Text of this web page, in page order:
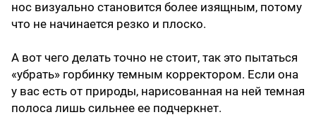
нос визуально становится более изящным, потому
что не начинается резко и плоско.
А вот чего делать точно не стоит, так это пытаться
«убрать» горбинку темным корректором. Если она
у вас есть от природы, нарисованная на ней темная
полоса лишь сильнее ее подчеркнет.